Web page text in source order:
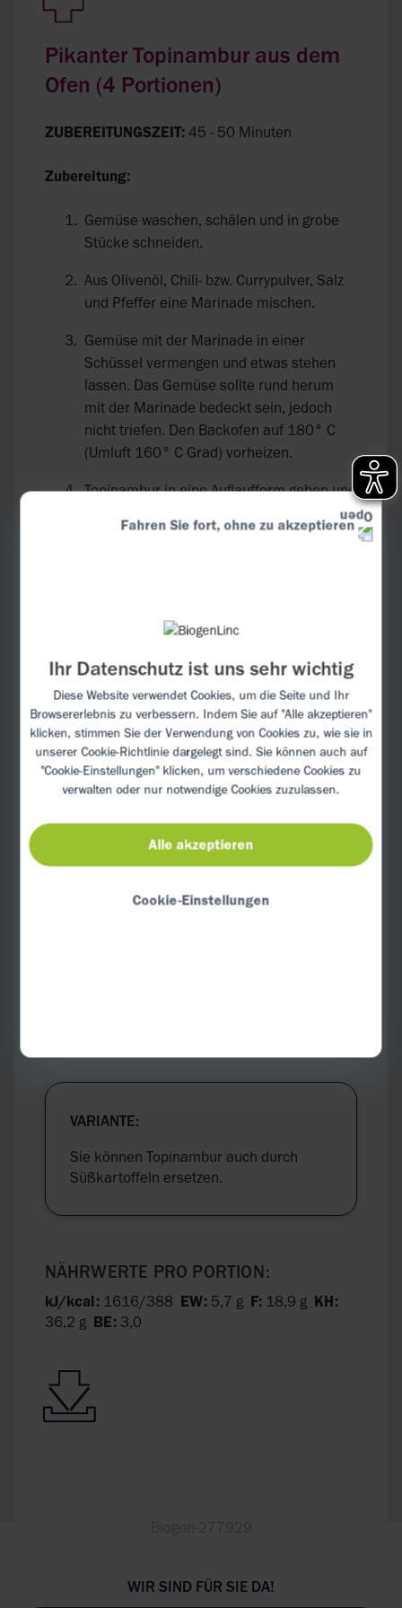
Ihr Datenschutz ist uns sehr wichtig
Diese Website verwendet Cookies, um die Seite und Ihr
Browsererlebnis zu verbessern. Indem Sie auf "Alle akzeptieren"
klicken, stimmen Sie der Verwendung von Cookies zu, wie sie in
unsererCookie-Richtliniedargelegt sind. Sie können auch auf
"Cookie-Einstellungen" klicken, um verschiedene Cookies zu
verwalten oder nur notwendige Cookies zuzulassen.
Alle akzeptieren
Cookie-Einstellungen
Fahren Sie fort, ohne zu akzeptieren
Pikanter Topinambur aus dem
Ofen (4 Portionen)
ZUBEREITUNGSZEIT: 45 - 50 Minuten
Zubereitung:
Gemüse waschen, schälen und in grobe
Stücke schneiden.
Aus Olivenöl, Chili- bzw. Currypulver, Salz
und Pfeffer eine Marinade mischen.
Gemüse mit der Marinade in einer
Schüssel vermengen und etwas stehen
lassen. Das Gemüse sollte rund herum
mit der Marinade bedeckt sein, jedoch
nicht triefen. Den Backofen auf 180° C
(Umluft 160° C Grad) vorheizen.
Topinambur in eine Auflaufform geben und
weitere 10–15 Min. backen.
Aus dem Ofen holen und vor dem
Servieren nach Belieben mit frischen
Kräutern wie Petersilie und Koriander
garnieren.
enthalten Curcumin, das
VARIANTE:
Sie können Topinambur auch durch
Süßkartoffeln ersetzen.
NÄHRWERTE PRO PORTION:
kJ/kcal:1616/388 EW:5,7 g F:18,9 g KH:
36,2 g BE:3,0